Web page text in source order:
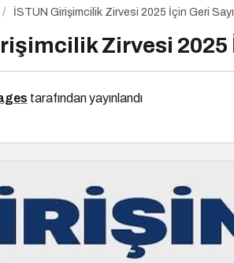
İSTÜN Girişimcilik Zirvesi 2025 İçin Geri
Zirvesi 2025
tarafından yayınlandı